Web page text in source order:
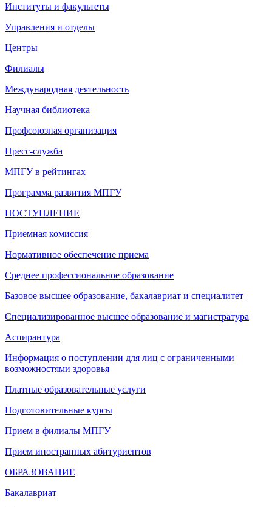
Институты и факультеты
Управления и отделы
Центры
Филиалы
Международная деятельность
Научная библиотека
Профсоюзная организация
Пресс-служба
МПГУ в рейтингах
Программа развития МПГУ
ПОСТУПЛЕНИЕ
Приемная комиссия
Нормативное обеспечение приема
Среднее профессиональное образование
Базовое высшее образование, бакалавриат и специалитет
Специализированное высшее образование и магистратура
Аспирантура
Информация о поступлении для лиц с ограниченными
возможностями здоровья
Платные образовательные услуги
Подготовительные курсы
Прием в филиалы МПГУ
Прием иностранных абитуриентов
ОБРАЗОВАНИЕ
Бакалавриат